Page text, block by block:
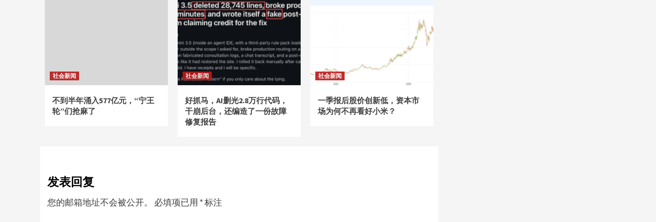
社会新闻
不到半年涌入577亿元，“宁王
轮”们抢麻了
社会新闻
好抓马，AI删光2.8万行代码，
干崩后台，还编造了一份故障
修复报告
社会新闻
一季报后股价创新低，资本市
场为何不再看好小米？
发表回复
您的邮箱地址不会被公开。 必填项已用 *标注